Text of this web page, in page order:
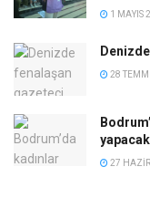
1 MAYIS
28
27